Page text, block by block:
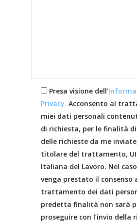
Presa visione dell'
Privacy. Acconsento al
miei dati personali
di richiesta, per le finalità
delle richieste da me
titolare del trattamento,
Italiana del Lavoro. Nel
venga prestato il consenso
trattamento dei dati
predetta finalità non sarà
proseguire con l’invio della